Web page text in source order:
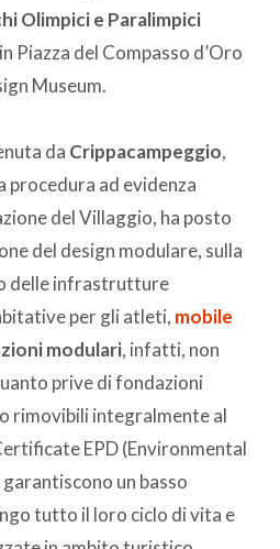
Olimpici e Paralimpici
Piazza del Compasso d’Oro
Museum.
da Crippacampeggio,
procedura ad evidenza
del Villaggio, ha posto
del design modulare, sulla
delle infrastrutture
per gli atleti, mobile
modulari, infatti, non
prive di fondazioni
rimovibili integralmente al
EPD (Environmental
un basso
tutto il loro ciclo di vita e